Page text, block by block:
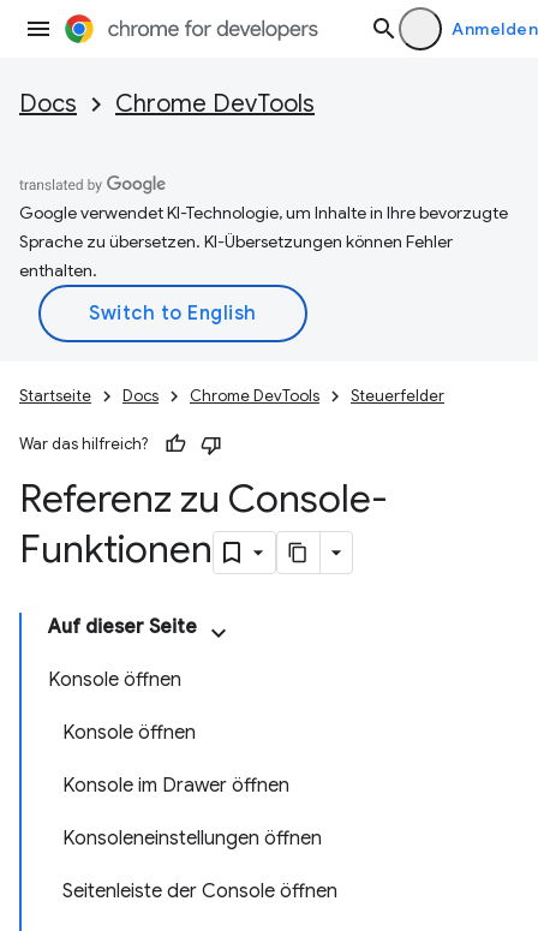
Anmelden
Docs Chrome DevTools
Google verwendet KI-Technologie, um Inhalte in Ihre bevorzugte
Sprache zu übersetzen. KI-Übersetzungen können Fehler
enthalten.
Startseite Docs Chrome DevTools Steuerfelder
War das hilfreich?
Referenz zu Console-
Funktionen
Auf dieser Seite
Konsole öffnen
Konsole öffnen
Konsole im Drawer öffnen
Konsoleneinstellungen öffnen
Seitenleiste der Console öffnen